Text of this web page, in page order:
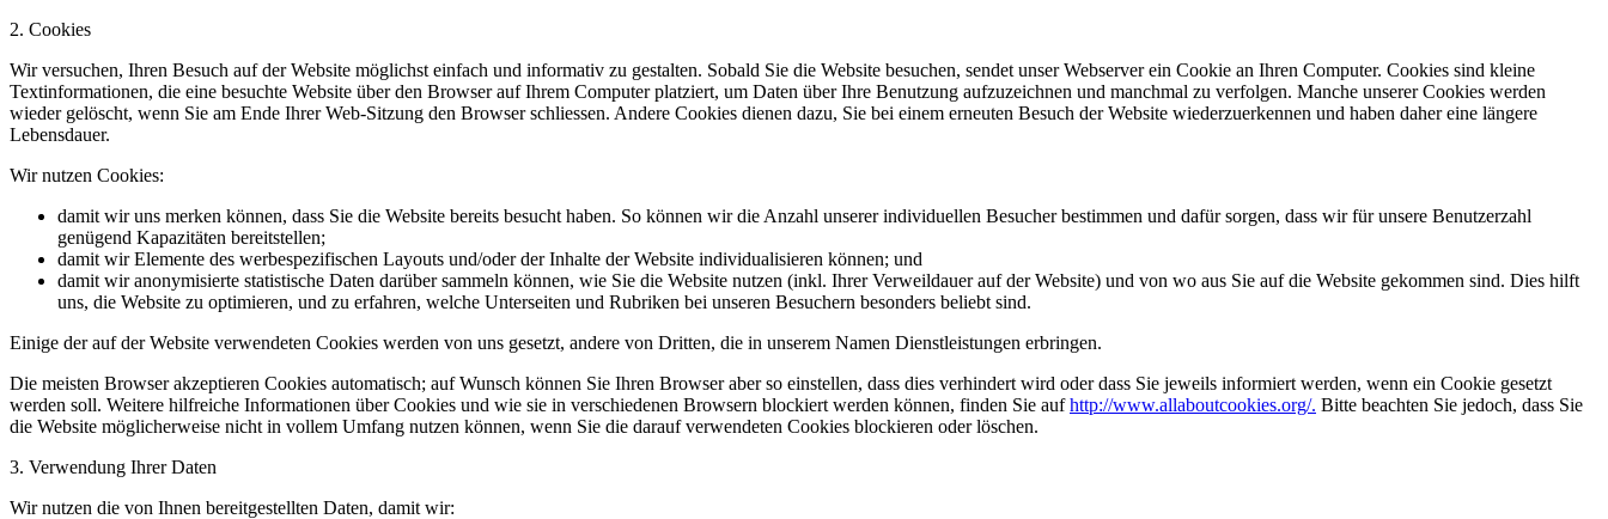
2. Cookies
Wir versuchen, Ihren Besuch auf der Website möglichst einfach und informativ zu gestalten. Sobald Sie die Website besuchen, sendet unser Webserver ein Cookie an Ihren Computer. Cookies sind kleine
Textinformationen, die eine besuchte Website über den Browser auf Ihrem Computer platziert, um Daten über Ihre Benutzung aufzuzeichnen und manchmal zu verfolgen. Manche unserer Cookies werden
wieder gelöscht, wenn Sie am Ende Ihrer Web-Sitzung den Browser schliessen. Andere Cookies dienen dazu, Sie bei einem erneuten Besuch der Website wiederzuerkennen und haben daher eine längere
Lebensdauer.
Wir nutzen Cookies:
damit wir uns merken können, dass Sie die Website bereits besucht haben. So können wir die Anzahl unserer individuellen Besucher bestimmen und dafür sorgen, dass wir für unsere Benutzerzahl
genügend Kapazitäten bereitstellen;
damit wir Elemente des werbespezifischen Layouts und/oder der Inhalte der Website individualisieren können; und
damit wir anonymisierte statistische Daten darüber sammeln können, wie Sie die Website nutzen (inkl. Ihrer Verweildauer auf der Website) und von wo aus Sie auf die Website gekommen sind. Dies hilft
uns, die Website zu optimieren, und zu erfahren, welche Unterseiten und Rubriken bei unseren Besuchern besonders beliebt sind.
Einige der auf der Website verwendeten Cookies werden von uns gesetzt, andere von Dritten, die in unserem Namen Dienstleistungen erbringen.
Die meisten Browser akzeptieren Cookies automatisch; auf Wunsch können Sie Ihren Browser aber so einstellen, dass dies verhindert wird oder dass Sie jeweils informiert werden, wenn ein Cookie gesetzt
werden soll. Weitere hilfreiche Informationen über Cookies und wie sie in verschiedenen Browsern blockiert werden können, finden Sie aufhttp://www.allaboutcookies.org/. Bitte beachten Sie jedoch, dass Sie
die Website möglicherweise nicht in vollem Umfang nutzen können, wenn Sie die darauf verwendeten Cookies blockieren oder löschen.
3. Verwendung Ihrer Daten
Wir nutzen die von Ihnen bereitgestellten Daten, damit wir: